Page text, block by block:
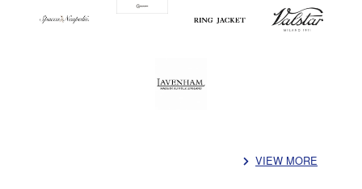
VIEW MORE